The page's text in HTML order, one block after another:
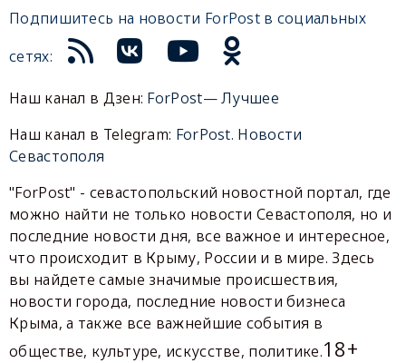
Подпишитесь на новости ForPost в социальных
сетях:
Наш канал в Дзен: ForPost— Лучшее
Наш канал в Telegram: ForPost. Новости
Севастополя
"ForPost" - севастопольский новостной портал, где
можно найти не только новости Севастополя, но и
последние новости дня, все важное и интересное,
что происходит в Крыму, России и в мире. Здесь
вы найдете самые значимые происшествия,
новости города, последние новости бизнеса
Крыма, а также все важнейшие события в
обществе, культуре, искусстве, политике.18+